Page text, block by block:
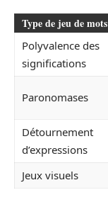
Type de jeu de mots
Polyvalence des
significations
Paronomases
Détournement
d’expressions
Jeux visuels